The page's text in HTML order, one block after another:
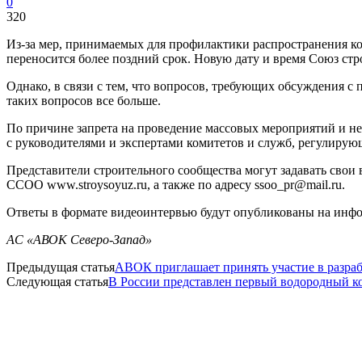
320
Из-за мер, принимаемых для профилактики распространения
переносится более поздний срок. Новую дату и время Союз
Однако, в связи с тем, что вопросов, требующих обсуждения с
таких вопросов все больше.
По причине запрета на проведение массовых мероприятий и
с руководителями и экспертами комитетов и служб,
Представители строительного сообщества могут задавать
ССОО www.stroysoyuz.ru, а также по адресу ssoo_pr@mail.ru.
Ответы в формате видеоинтервью будут опубликованы на
АС «АВОК Северо-Запад»
Предыдущая статьяАВОК приглашает принять участие в
Следующая статьяВ России представлен первый водородный